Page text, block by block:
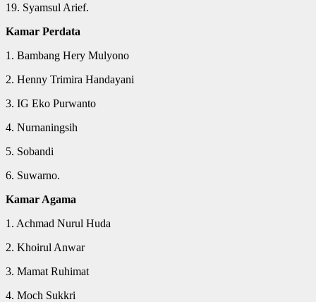
19. Syamsul Arief.
Kamar Perdata
1. Bambang Hery Mulyono
2. Henny Trimira Handayani
3. IG Eko Purwanto
4. Nurnaningsih
5. Sobandi
6. Suwarno.
Kamar Agama
1. Achmad Nurul Huda
2. Khoirul Anwar
3. Mamat Ruhimat
4. Moch Sukkri